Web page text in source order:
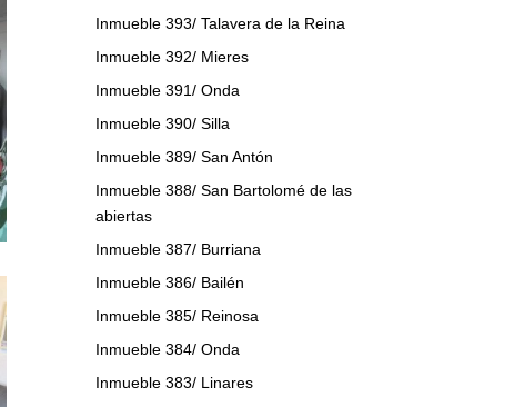
Inmueble 393/ Talavera de la Reina
Inmueble 392/ Mieres
Inmueble 391/ Onda
Inmueble 390/ Silla
Inmueble 389/ San Antón
Inmueble 388/ San Bartolomé de las
abiertas
Inmueble 387/ Burriana
Inmueble 386/ Bailén
Inmueble 385/ Reinosa
Inmueble 384/ Onda
Inmueble 383/ Linares